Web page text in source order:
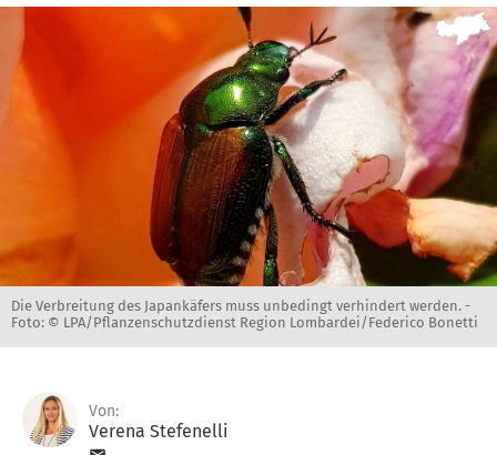
Die Verbreitung des Japankäfers muss unbedingt verhindert werden. -
Foto: © LPA/Pflanzenschutzdienst Region Lombardei/Federico Bonetti
Von:
Verena Stefenelli